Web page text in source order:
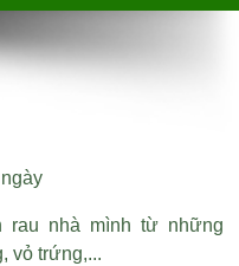
rau nhà mình từ những
vỏ trứng,...